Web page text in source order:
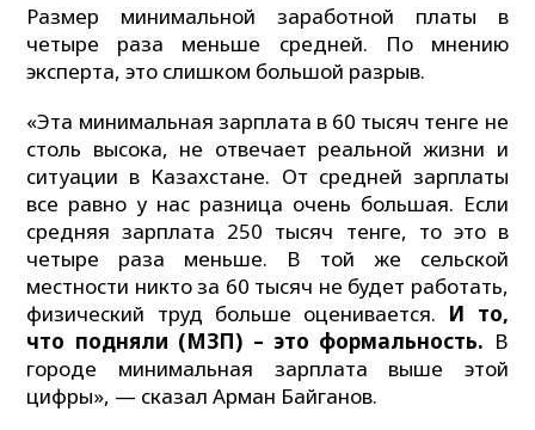
Размер минимальной заработной платы в
четыре раза меньше средней. По мнению
эксперта, это слишком большой разрыв.
«Эта минимальная зарплата в 60 тысяч тенге не
столь высока, не отвечает реальной жизни и
ситуации в Казахстане. От средней зарплаты
все равно у нас разница очень большая. Если
средняя зарплата 250 тысяч тенге, то это в
четыре раза меньше. В той же сельской
местности никто за 60 тысяч не будет работать,
физический труд больше оценивается. И то,
что подняли (МЗП) – это формальность. В
городе минимальная зарплата выше этой
цифры», — сказал Арман Байганов.